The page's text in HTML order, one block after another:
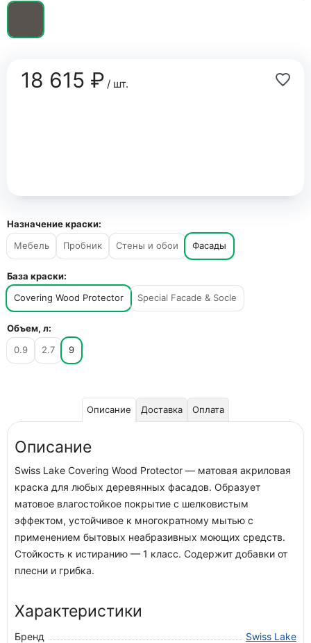
18 615 ₽/ шт.
Назначение краски:
Мебель
Пробник Стены и обои Фасады
База краски:
Covering Wood Protector
Special Facade & Socle
Объем, л:
0.9
2.7 9
Описание Доставка Оплата
Описание
Swiss Lake Covering Wood Protector — матовая акриловая
краска для любых деревянных фасадов. Образует
матовое влагостойкое покрытие с шелковистым
эффектом, устойчивое к многократному мытью с
применением бытовых неабразивных моющих средств.
Стойкость к истиранию — 1 класс. Содержит добавки от
плесни и грибка.
Характеристики
Бренд
Swiss Lake